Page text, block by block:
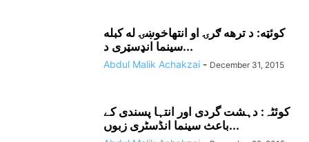
کوئټه: د ترهه ګرۍ او انتهاخوښۍ له کبله
سينما انډسټرى د...
Abdul Malik Achakzai - December 31, 2015
کوئٹہ: دہشت گردی اور انتہا پسندی کے
باعث سینما انڈسٹری زبوں...